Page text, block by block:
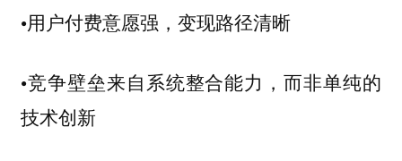
•用户付费意愿强，变现路径清晰
•竞争壁垒来自系统整合能力，而非单纯的
技术创新